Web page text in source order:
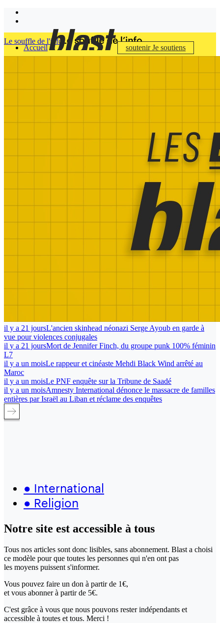
Accueil soutenirJe soutiens
Le souffle de l'info
il y a 21 joursL'ancien skinhead néonazi Serge Ayoub en garde à
vue pour violences conjugales
il y a 21 joursMort de Jennifer Finch, du groupe punk 100% féminin
L7
il y a un moisLe rappeur et cinéaste Mehdi Black Wind arrêté au
Maroc
il y a un moisLe PNF enquête sur la Tribune de Saadé
il y a un moisAmnesty International dénonce le massacre de familles
entières par Israël au Liban et réclame des enquêtes
● International
● Religion
Notre site est accessible à tous
Tous nos articles sont donc lisibles, sans abonnement. Blast a choisi
ce modèle pour que toutes les personnes qui n'en ont pas
les moyens puissent s'informer.
Vous pouvez faire un don à partir de 1€,
et vous abonner à partir de 5€.
C'est grâce à vous que nous pouvons rester indépendants et
accessible à toutes et tous. Merci !